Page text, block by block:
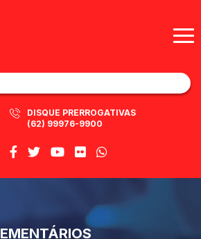
DISQUE PRERROGATIVAS
(62) 99976-9900
EMENTÁRIOS